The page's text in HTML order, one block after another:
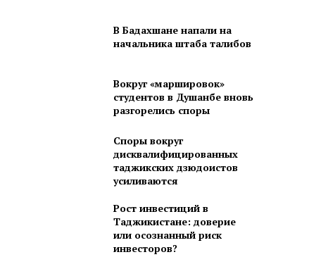
В Бадахшане напали на
начальника штаба талибов
Вокруг «маршировок»
студентов в Душанбе вновь
разгорелись споры
Споры вокруг
дисквалифицированных
таджикских дзюдоистов
усиливаются
Рост инвестиций в
Таджикистане: доверие
или осознанный риск
инвесторов?